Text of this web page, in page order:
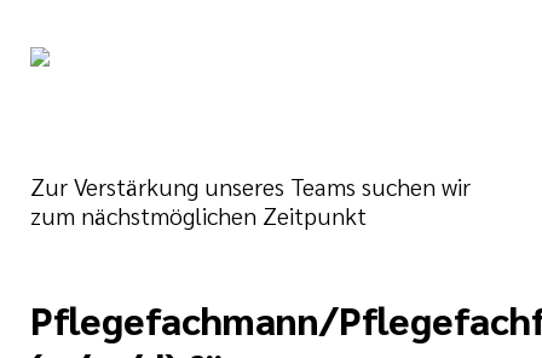
Zur Verstärkung unseres Teams suchen wir
zum nächstmöglichen Zeitpunkt
Pflegefachmann/